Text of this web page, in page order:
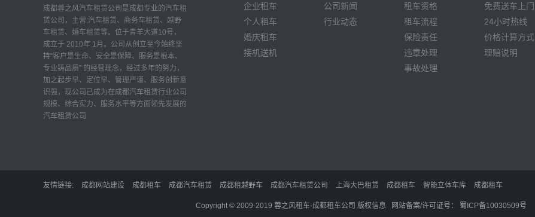
成都蓉之风汽车租赁公司是成都专业的汽车租
赁公司，主营:汽车租赁、商务车租赁、越野
车租赁、婚车租赁等。位于青羊大道10号，
成立于 2010年 1月。公司从创立至今始终坚
持“客户是生命、安全是保障、服务是根本、
专业铸品质” 的经营理念，经过多年的努力，
加之起步早、定位早、管理严谨、服务创新意
识强，现公司已成为在成都汽车租赁行业公司
规模、综合实力、服务水平等方面领先发展的
汽车租赁公司
企业租车
个人租车
婚庆租车
接机送机
公司新闻
行业动态
租车资格
租车流程
保险责任
违章处理
事故处理
免费送车上门
24小时热线
价格计算方式
理赔说明
友情链接: 成都网站建设 成都租车 成都汽车租赁 成都租越野车 成都汽车租赁公司 上海大巴租赁 成都租车 智能立体车库 成都租车
Copyright © 2009-2019 蓉之风租车-成都租车公司 版权信息 网站备案/许可证号： 蜀ICP备10030509号